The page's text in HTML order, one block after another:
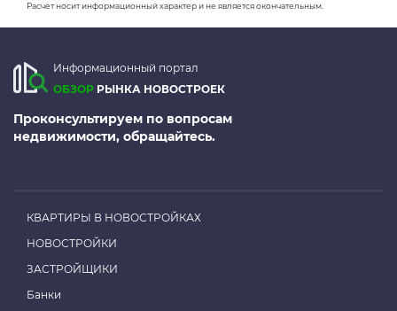
Расчет носит информационный характер и не является окончательным.
Информационный портал
ОБЗОР РЫНКА НОВОСТРОЕК
Проконсультируем по вопросам
недвижимости, обращайтесь.
КВАРТИРЫ В НОВОСТРОЙКАХ
НОВОСТРОЙКИ
ЗАСТРОЙЩИКИ
Банки